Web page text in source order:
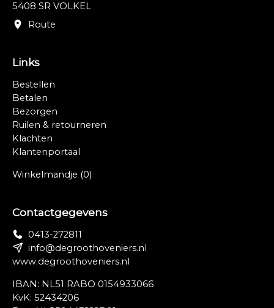
5408 SR VOLKEL
Route
Links
Bestellen
Betalen
Bezorgen
Ruilen & retourneren
Klachten
Klantenportaal
Winkelmandje (0)
Contactgegevens
0413-272811
info@degroothoveniers.nl
www.degroothoveniers.nl
IBAN: NL51 RABO 0154933066
KvK: 52434206